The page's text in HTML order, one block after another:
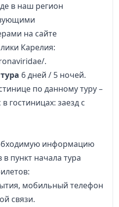
в наш регион
на сайте
Карелия:
.
6 дней / 5 ночей.
по данному туру –
гостиницах: заезд с
информацию
пункт начала тура
мобильный телефон
связи.